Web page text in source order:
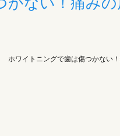
ホワイトニングで歯は傷つかない